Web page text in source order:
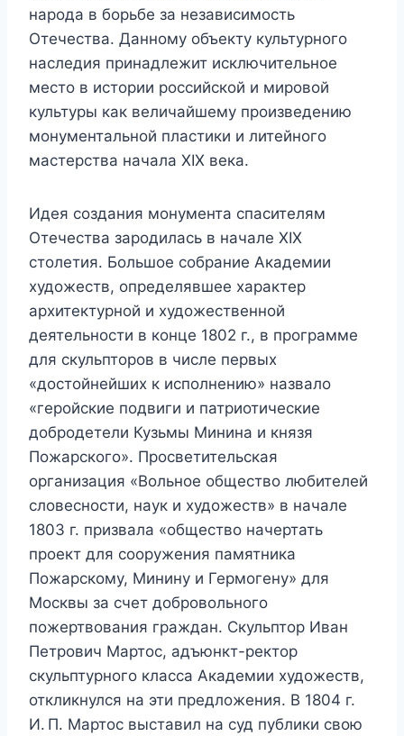
народа в борьбе за независимость
Отечества. Данному объекту культурного
наследия принадлежит исключительное
место в истории российской и мировой
культуры как величайшему произведению
монументальной пластики и литейного
мастерства начала XIX века.
Идея создания монумента спасителям
Отечества зародилась в начале XIX
столетия. Большое собрание Академии
художеств, определявшее характер
архитектурной и художественной
деятельности в конце 1802 г., в программе
для скульпторов в числе первых
«достойнейших к исполнению» назвало
«геройские подвиги и патриотические
добродетели Кузьмы Минина и князя
Пожарского». Просветительская
организация «Вольное общество любителей
словесности, наук и художеств» в начале
1803 г. призвала «общество начертать
проект для сооружения памятника
Пожарскому, Минину и Гермогену» для
Москвы за счет добровольного
пожертвования граждан. Скульптор Иван
Петрович Мартос, адъюнкт-ректор
скульптурного класса Академии художеств,
откликнулся на эти предложения. В 1804 г.
И. П. Мартос выставил на суд публики свою